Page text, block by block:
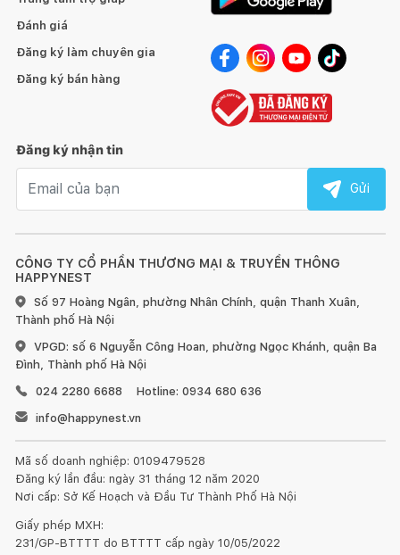
Bản vẽ kỹ thuật
CÔNG TY CỔ PHẦN THƯƠNG MẠI & TRUYỀN THÔNG
HAPPYNEST
Số 97 Hoàng Ngân, phường Nhân Chính, quận Thanh Xuân,
Thành phố Hà Nội
VPGD: số 6 Nguyễn Công Hoan, phường Ngọc Khánh, quận Ba
Đình, Thành phố Hà Nội
024 2280 6688
Hotline: 0934 680 636
info@happynest.vn
Mã số doanh nghiệp: 0109479528
Đăng ký lần đầu: ngày 31 tháng 12 năm 2020
Nơi cấp: Sở Kế Hoạch và Đầu Tư Thành Phố Hà Nội
Giấy phép MXH:
231/GP-BTTTT do BTTTT cấp ngày 10/05/2022
Đánh giá
Đăng ký làm chuyên gia
Đăng ký bán hàng
Đăng ký nhận tin
Gửi